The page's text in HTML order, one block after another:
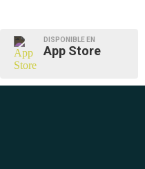
DISPONIBLE EN
App Store